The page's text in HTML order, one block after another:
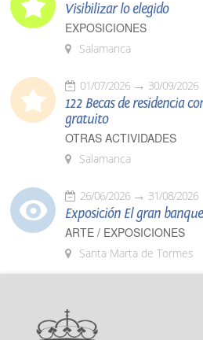
Visibilizar lo elegido
EXPOSICIONES
Salamanca
01/07/2026 30/09/2026
122 Becas de residencia
gratuito
OTRAS ACTIVIDADES
Salamanca
26/06/2026 31/08/2026
Exposición El gran
ARTE / EXPOSICIONES
Santa Marta de Tormes